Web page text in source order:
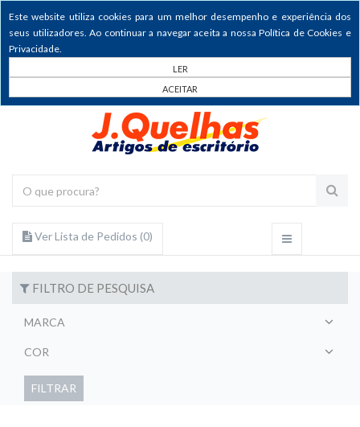
Este website utiliza cookies para um melhor desempenho e experiência dos
seus utilizadores. Ao continuar a navegar aceita a nossa Política de Cookies e
Privacidade.
LER
ACEITAR
Ver Lista de Pedidos (0)
FILTRO DE PESQUISA
MARCA
COR
FILTRAR